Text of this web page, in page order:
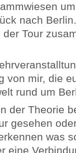
nach
Tour
von mir, die
rund um
der Theorie
gesehen
was
eine